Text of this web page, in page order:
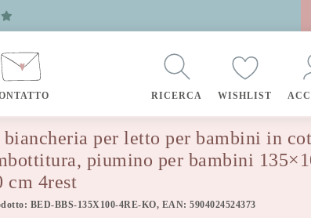
RICERCA WISHLIST
piumino per bambini 135×100 cm e cuscino 60×40 cm 4rest
biancheria per letto per bambini in
piumino per bambini
cm 4rest
BED-BBS-135X100-4RE-KO, EAN: 5904024524373